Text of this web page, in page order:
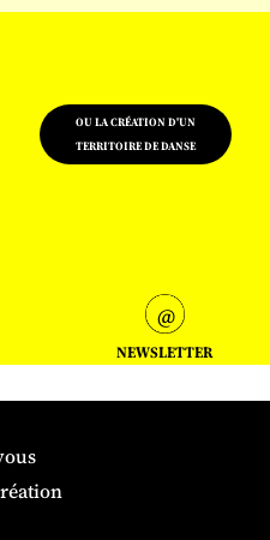
OU LA CRÉATION D'UN
TERRITOIRE DE DANSE
NEWSLETTER